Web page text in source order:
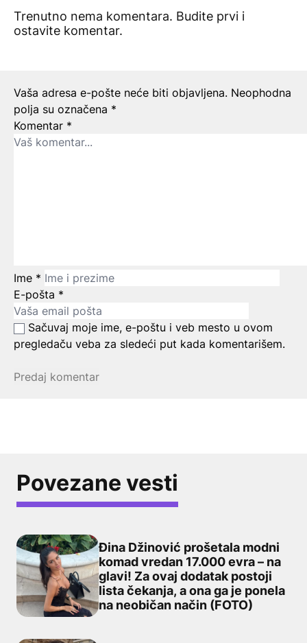
Trenutno nema komentara. Budite prvi i
ostavite komentar.
Ostavite odgovor
Vaša adresa e-pošte neće biti objavljena. Neophodna
polja su označena *
Komentar *
Ime *
E-pošta *
Sačuvaj moje ime, e-poštu i veb mesto u ovom
pregledaču veba za sledeći put kada komentarišem.
Povezane vesti
Đina Džinović prošetala modni komad vredan 17.000
Đina Džinović prošetala modni
komad vredan 17.000 evra – na
glavi! Za ovaj dodatak postoji
lista čekanja, a ona ga je ponela
na neobičan način (FOTO)